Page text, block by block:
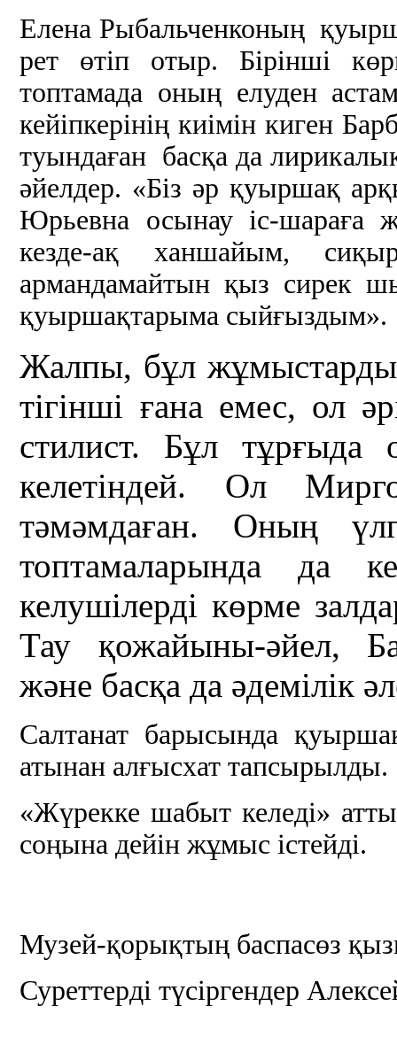
Елена Рыбальченконың
рет өтіп отыр. Бірінші
топтамада оның елуден
кейіпкерінің киімін киген
туындаған басқа да
әйелдер. «Біз әр қуыршақ
Юрьевна осынау іс-шараға
кезде-ақ ханшайым,
армандамайтын қыз сирек
қуыршақтарыма сыйғыздым».
Жалпы, бұл
тігінші ғана емес, ол
стилист. Бұл тұрғыда
келетіндей. Ол
тәмәмдаған. Оның
топтамаларында да
келушілерді көрме
Тау қожайыны-әйел,
және басқа да әдемілік
Салтанат барысында
атынан алғысхат тапсырылды.
«Жүрекке шабыт келеді»
соңына дейін жұмыс істейді.
Музей-қорықтың баспасөз
Суреттерді түсіргендер